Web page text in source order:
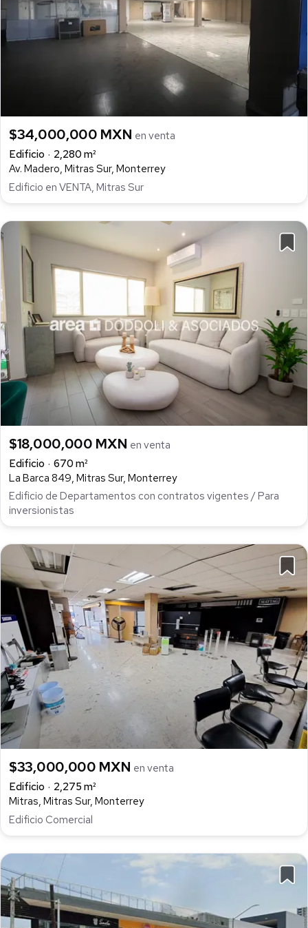
$34,000,000 MXN en venta
Edificio
2,280 m²
Av. Madero, Mitras Sur, Monterrey
Edificio en VENTA, Mitras Sur
$18,000,000 MXN en venta
Edificio
670 m²
La Barca 849, Mitras Sur, Monterrey
Edificio de Departamentos con contratos vigentes / Para
inversionistas
$33,000,000 MXN en venta
Edificio
2,275 m²
Mitras, Mitras Sur, Monterrey
Edificio Comercial